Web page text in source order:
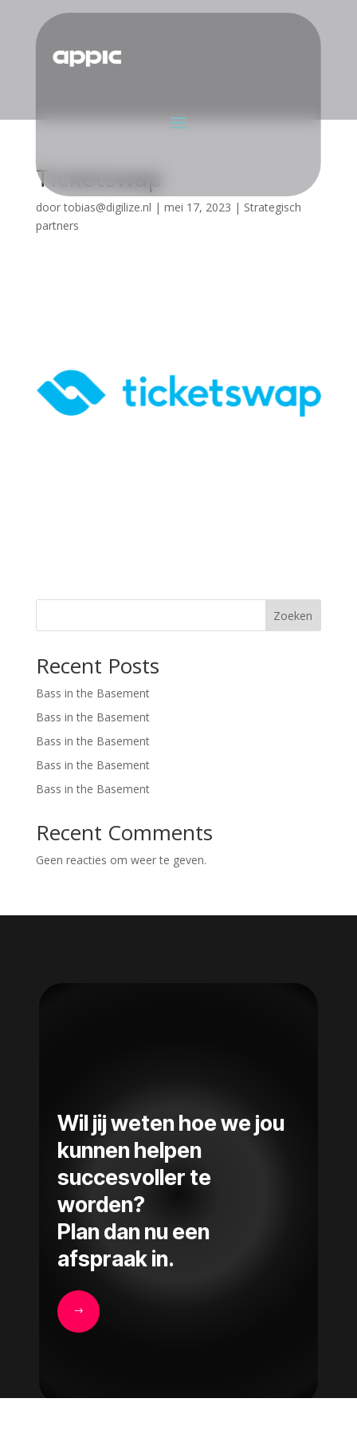
Ticketswap
doortobias@digilize.nl | mei 17, 2023 | Strategisch
partners
Zoeken
Recent Posts
Bass in the Basement
Bass in the Basement
Bass in the Basement
Bass in the Basement
Bass in the Basement
Recent Comments
Geen reacties om weer te geven.
Wil jij weten hoe we jou
kunnen helpen
succesvoller te
worden?
Plan dan nu een
afspraak in.
$